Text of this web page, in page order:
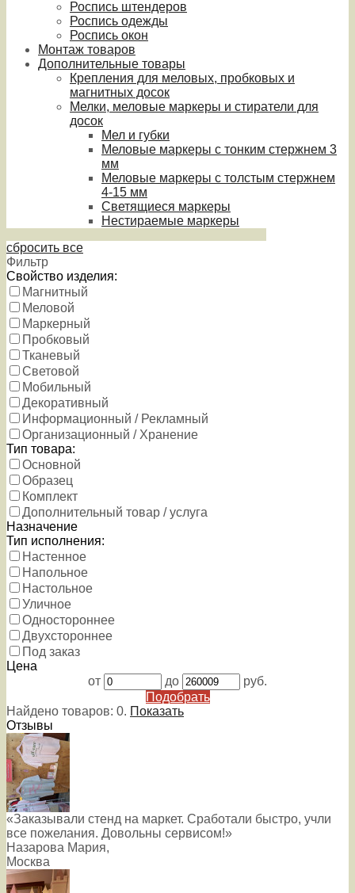
Роспись штендеров
Роспись одежды
Роспись окон
Монтаж товаров
Дополнительные товары
Крепления для меловых, пробковых и
магнитных досок
Мелки, меловые маркеры и стиратели для
досок
Мел и губки
Меловые маркеры с тонким стержнем 3
мм
Меловые маркеры с толстым стержнем
4-15 мм
Светящиеся маркеры
Нестираемые маркеры
сбросить все
Фильтр
Свойство изделия:
Магнитный
Меловой
Маркерный
Пробковый
Тканевый
Световой
Мобильный
Декоративный
Информационный / Рекламный
Организационный / Хранение
Тип товара:
Основной
Образец
Комплект
Дополнительный товар / услуга
Назначение
Тип исполнения:
Настенное
Напольное
Настольное
Уличное
Одностороннее
Двухстороннее
Под заказ
Цена
от
до
руб.
Подобрать
Найдено товаров: 0. Показать
Отзывы
«Заказывали стенд на маркет. Сработали быстро, учли
все пожелания. Довольны сервисом!»
Назарова Мария,
Москва